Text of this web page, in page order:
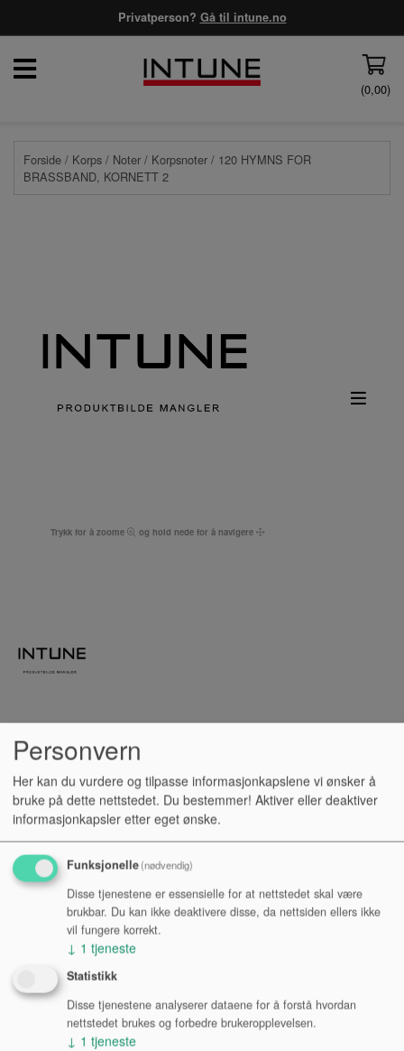
Privatperson? Gå til intune.no
(0,00)
Forside / Korps / Noter / Korpsnoter / 120 HYMNS FOR
BRASSBAND, KORNETT 2
Trykk for å zoome og hold nede for å navigere
120 HYMNS FOR
BRASSBAND, KORNETT 2
Ray Steadman-Allen, arrangør Brass BandSelection -
Religiøst
Kr 140,-
NOK
Antall:
Personvern
Her kan du vurdere og tilpasse informasjonkapslene vi ønsker å
bruke på dette nettstedet. Du bestemmer! Aktiver eller deaktiver
informasjonkapsler etter eget ønske.
Funksjonelle(nødvendig)
Disse tjenestene er essensielle for at nettstedet skal være
brukbar. Du kan ikke deaktivere disse, da nettsiden ellers ikke
vil fungere korrekt.
↓ 1 tjeneste
Statistikk
Disse tjenestene analyserer dataene for å forstå hvordan
nettstedet brukes og forbedre brukeropplevelsen.
↓ 1 tjeneste